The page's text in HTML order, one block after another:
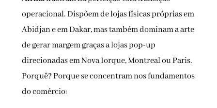
operacional. Dispõem de lojas físicas próprias em
Abidjan e em Dakar, mas também dominam a arte
de gerar margem graças a lojas pop-up
direcionadas em Nova Iorque, Montreal ou Paris.
Porquê? Porque se concentram nos fundamentos
do comércio: